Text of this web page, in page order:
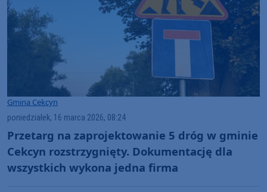
Gmina Cekcyn
poniedziałek, 16 marca 2026, 08:24
Przetarg na zaprojektowanie 5 dróg w gminie
Cekcyn rozstrzygnięty. Dokumentację dla
wszystkich wykona jedna firma